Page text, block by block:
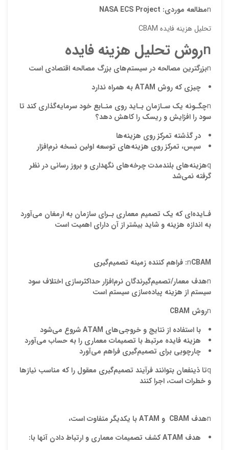
nمطالعه موردي: NASA ECS Project
تحليل هزينه فايده CBAM
nروش تحليل هزينه فايده
nبزرگترين مصالحه در سيستم‌هاي بزرگ مصالحه اقتصادي است
چيزي که روش ATAMبه همراه ندارد
nچگـونه يک سـازمان بـايد روي منـابع خود سرمايه‌گذاري کند تا
سود را افزايش و ريسک را کاهش دهد؟
در گذشته تمرکز روي هزينه‌ها
سپس، تمرکز روي هزينه‌هاي توسعه اولين نسخه نرم‌افزار
qهزينه‌هاي بلندمدت چرخه‌هاي نگهداري و بروز رساني در نظر
گرفته نمي‌شد
فـايدهاي که يک تصميم معماري بـراي سازمان به ارمغان ميآورد
به اندازه هزينه و شايد بيشتر از آن داراي اهميت است
nCBAM : فراهم کننده زمينه تصميم‌گيري
nهدف معمار/تصميم‌گيرندگان نرم‌افزار حداکثرسازی اختلاف سود
سيستم از هزينه پيادهسازي سيستم است
nروش CBAM
با استفاده از نتايج و خروجي‌هاي ATAMشروع مي‌شود
هزينه فايده مرتبط با تصميمات معماري را به حساب مي‌آورد
چارچوبي براي تصميم‌گيري فراهم مي‌آورد
qتا ذينفعان بتوانند فرآيند تصميم‌گيري معقول را که مناسب نيازها
و خطرات است، اجرا کنند
nهدف CBAM و ATAMبا يکديگر متفاوت است،
هدف ATAMکشف تصميمات معماري و ارتباط دادن آنها با: